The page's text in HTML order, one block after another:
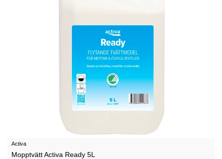
Activa
Mopptvätt Activa Ready 5L